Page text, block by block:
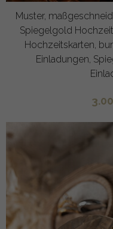
Muster,
Spiegelgold
Hochzeitskarten,
Einladungen,
3.00